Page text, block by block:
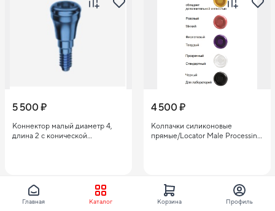
5 500 ₽
Kоннектор малый диаметр 4,
длина 2 с конической
4 500 ₽
Колпачки силиконовые
прямые/Locator Male Processing
Главная Каталог Корзина Профиль